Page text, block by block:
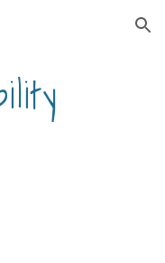
Skip to navigation